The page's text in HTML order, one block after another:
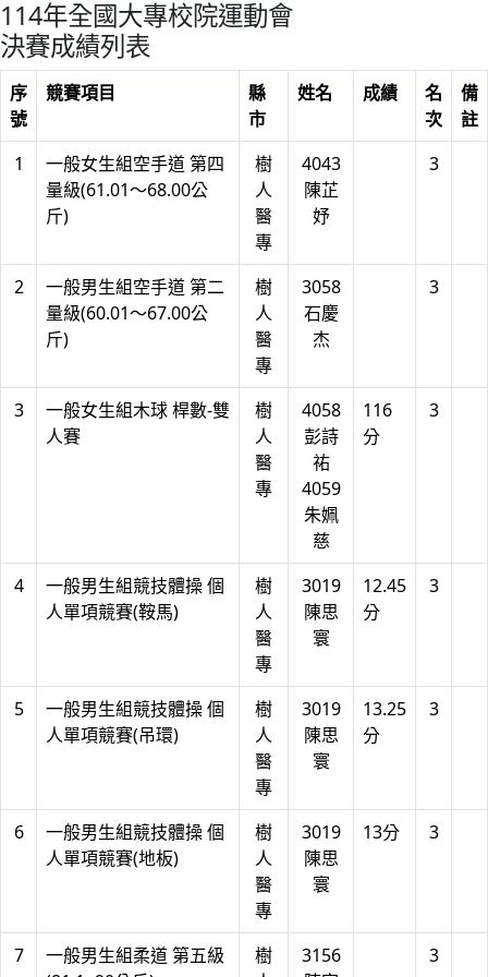
114年全國大專校院運動會
決賽成績列表
序
號
競賽項目
縣
市
姓名 成績
名
次
備
註
1
一般女生組空手道 第四
量級(61.01～68.00公
斤)
樹
人
醫
專
4043
陳芷
妤
3
2
一般男生組空手道 第二
量級(60.01～67.00公
斤)
樹
人
醫
專
3058
石慶
杰
3
3
一般女生組木球 桿數-雙
人賽
樹
人
醫
專
4058
彭詩
祐
4059
朱姵
慈
116
分
3
4
一般男生組競技體操 個
人單項競賽(鞍馬)
樹
人
醫
專
3019
陳思
寰
12.45
分
3
5
一般男生組競技體操 個
人單項競賽(吊環)
樹
人
醫
專
3019
陳思
寰
13.25
分
3
6
一般男生組競技體操 個
人單項競賽(地板)
樹
人
醫
專
3019
陳思
寰
13分 3
7
一般男生組柔道 第五級
樹
3156
3